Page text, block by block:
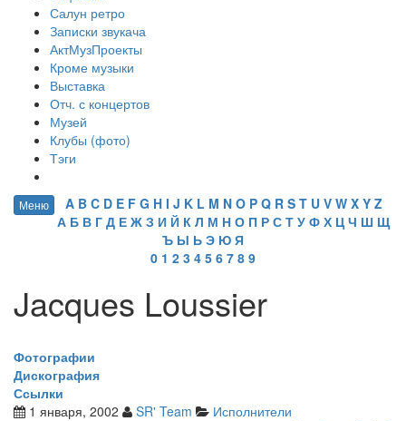
Салун ретро
Записки звукача
АктМузПроекты
Кроме музыки
Выставка
Отч. с концертов
Музей
Клубы (фото)
Тэги
Меню A B C D E F G H I J K L M N O P Q R S T U V W X Y Z
А Б В Г Д Е Ж З И Й К Л М Н О П Р С Т У Ф Х Ц Ч Ш Щ
Ъ Ы Ь Э Ю Я
0 1 2 3 4 5 6 7 8 9
Jacques Loussier
Фотографии
Дискография
Ссылки
1 января, 2002
SR' Team Исполнители